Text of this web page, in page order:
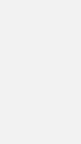
よるア
vs
が勝負